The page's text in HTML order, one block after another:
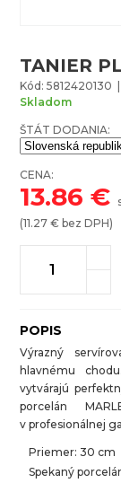
TANIER
Kód: 5812420130
Skladom
ŠTÁT DODANIA:
CENA:
13.86 €
(11.27 € bez DPH)
POPIS
Výrazný
hlavnému
vytvárajú
porcelán
v profesionálnej
Priemer: 30 cm
Spekaný